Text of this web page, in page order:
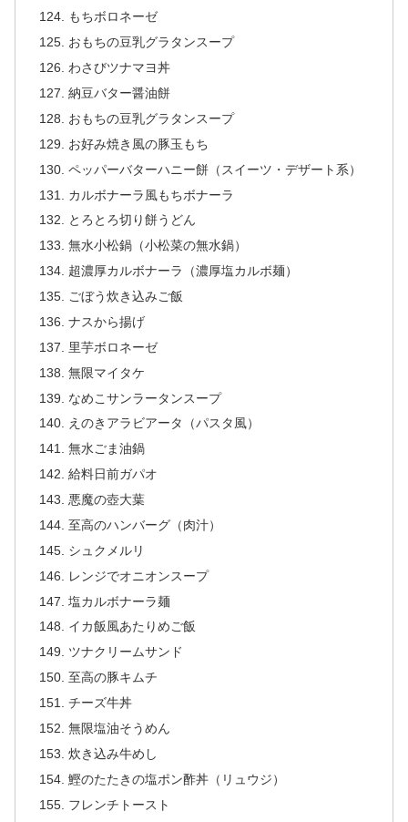
もちボロネーゼ
おもちの豆乳グラタンスープ
わさびツナマヨ丼
納豆バター醤油餅
おもちの豆乳グラタンスープ
お好み焼き風の豚玉もち
ペッパーバターハニー餅（スイーツ・デザート系）
カルボナーラ風もちボナーラ
とろとろ切り餅うどん
無水小松鍋（小松菜の無水鍋）
超濃厚カルボナーラ（濃厚塩カルボ麺）
ごぼう炊き込みご飯
ナスから揚げ
里芋ボロネーゼ
無限マイタケ
なめこサンラータンスープ
えのきアラビアータ（パスタ風）
無水ごま油鍋
給料日前ガパオ
悪魔の壺大葉
至高のハンバーグ（肉汁）
シュクメルリ
レンジでオニオンスープ
塩カルボナーラ麺
イカ飯風あたりめご飯
ツナクリームサンド
至高の豚キムチ
チーズ牛丼
無限塩油そうめん
炊き込み牛めし
鰹のたたきの塩ポン酢丼（リュウジ）
フレンチトースト